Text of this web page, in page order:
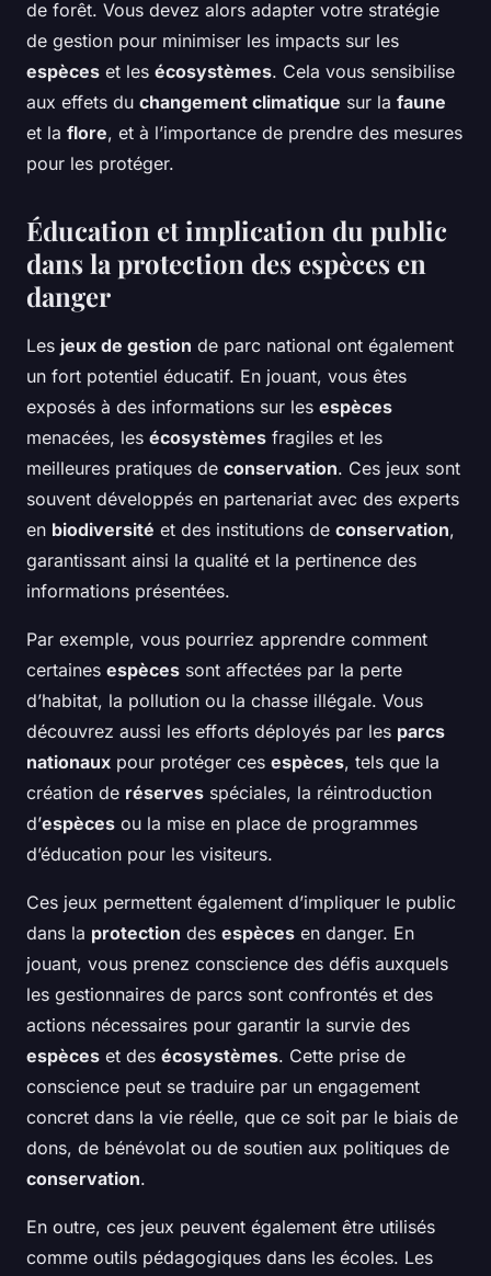
de forêt. Vous devez alors adapter votre stratégie
de gestion pour minimiser les impacts sur les
espèces et les écosystèmes. Cela vous sensibilise
aux effets du changement climatique sur la faune
et la flore, et à l’importance de prendre des mesures
pour les protéger.
Éducation et implication du public
dans la protection des espèces en
danger
Les jeux de gestion de parc national ont également
un fort potentiel éducatif. En jouant, vous êtes
exposés à des informations sur les espèces
menacées, les écosystèmes fragiles et les
meilleures pratiques de conservation. Ces jeux sont
souvent développés en partenariat avec des experts
en biodiversité et des institutions de conservation,
garantissant ainsi la qualité et la pertinence des
informations présentées.
Par exemple, vous pourriez apprendre comment
certaines espèces sont affectées par la perte
d’habitat, la pollution ou la chasse illégale. Vous
découvrez aussi les efforts déployés par les parcs
nationaux pour protéger ces espèces, tels que la
création de réserves spéciales, la réintroduction
d’espèces ou la mise en place de programmes
d’éducation pour les visiteurs.
Ces jeux permettent également d’impliquer le public
dans la protection des espèces en danger. En
jouant, vous prenez conscience des défis auxquels
les gestionnaires de parcs sont confrontés et des
actions nécessaires pour garantir la survie des
espèces et des écosystèmes. Cette prise de
conscience peut se traduire par un engagement
concret dans la vie réelle, que ce soit par le biais de
dons, de bénévolat ou de soutien aux politiques de
conservation.
En outre, ces jeux peuvent également être utilisés
comme outils pédagogiques dans les écoles. Les